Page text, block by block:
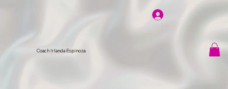
Coach Irlanda Espinoza